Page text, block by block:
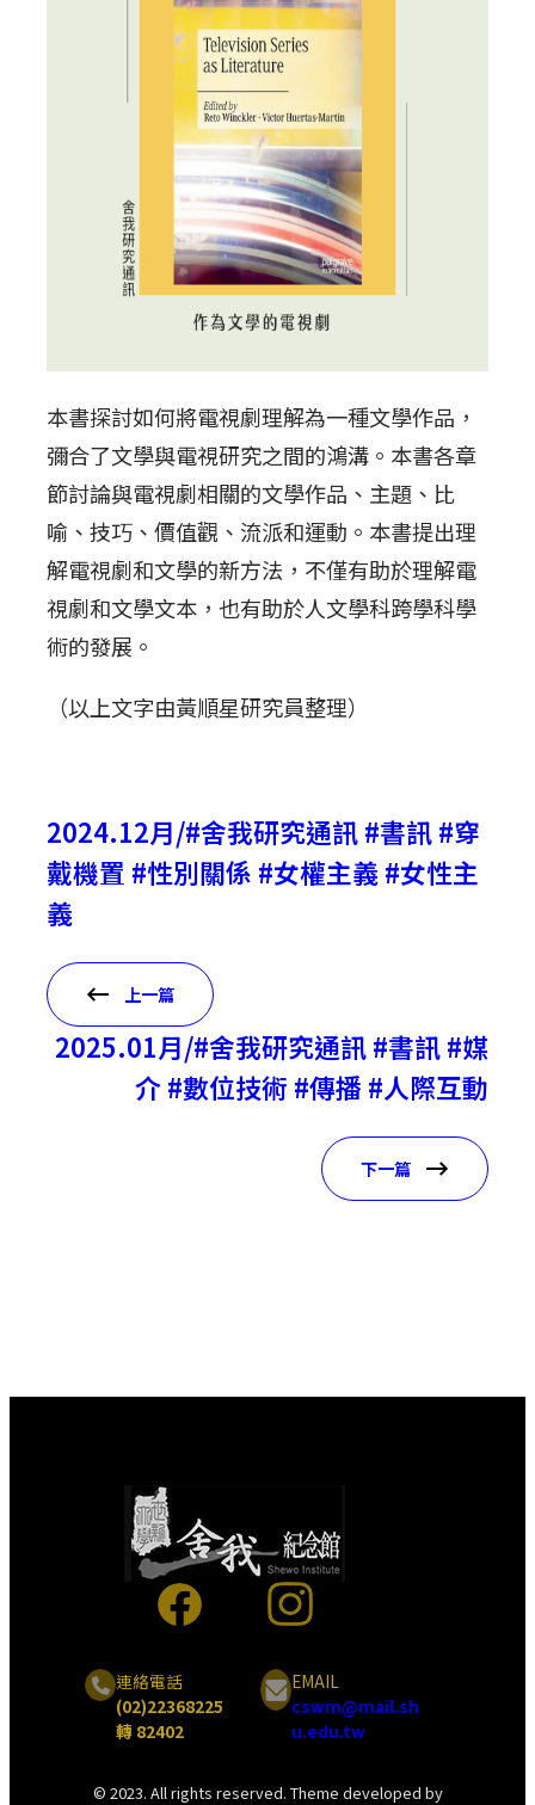
本書探討如何將電視劇理解為一種文學作品，
彌合了文學與電視研究之間的鴻溝。本書各章
節討論與電視劇相關的文學作品、主題、比
喻、技巧、價值觀、流派和運動。本書提出理
解電視劇和文學的新方法，不僅有助於理解電
視劇和文學文本，也有助於人文學科跨學科學
術的發展。
（以上文字由黃順星研究員整理）
2024.12月/#舍我研究通訊 #書訊 #穿
戴機置 #性別關係 #女權主義 #女性主
義
上一篇
2025.01月/#舍我研究通訊 #書訊 #媒
介 #數位技術 #傳播 #人際互動
下一篇
連絡電話
(02)22368225
轉 82402
EMAIL
cswm@mail.sh
u.edu.tw
© 2023. All rights reserved. Theme developed by